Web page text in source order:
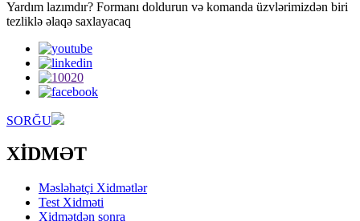
Yardım lazımdır? Formanı doldurun və komanda üzvlərimizdən biri
tezliklə əlaqə saxlayacaq
SORĞU
XİDMƏT
Məsləhətçi Xidmətlər
Test Xidməti
Xidmətdən sonra